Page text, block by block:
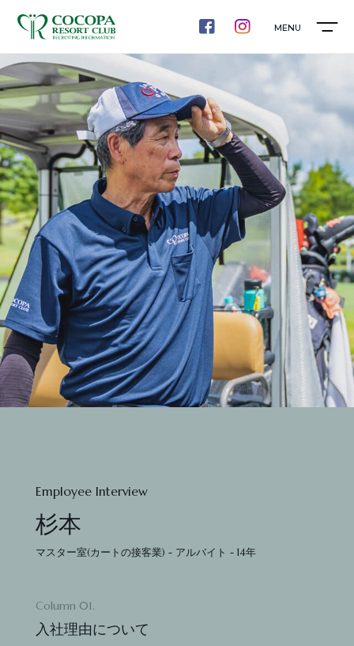
Employee Interview
杉本
マスター室(カートの接客業) - アルバイト - 14年
Column 01.
入社理由について